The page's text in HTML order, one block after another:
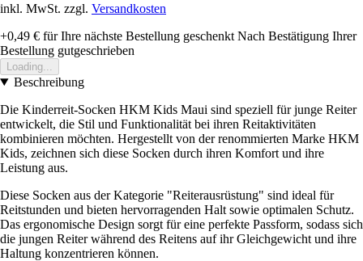
inkl. MwSt. zzgl. Versandkosten
+0,49 € für Ihre nächste Bestellung geschenkt Nach Bestätigung Ihrer
Bestellung gutgeschrieben
Loading...
Beschreibung
Die Kinderreit-Socken HKM Kids Maui sind speziell für junge Reiter
entwickelt, die Stil und Funktionalität bei ihren Reitaktivitäten
kombinieren möchten. Hergestellt von der renommierten Marke HKM
Kids, zeichnen sich diese Socken durch ihren Komfort und ihre
Leistung aus.
Diese Socken aus der Kategorie "Reiterausrüstung" sind ideal für
Reitstunden und bieten hervorragenden Halt sowie optimalen Schutz.
Das ergonomische Design sorgt für eine perfekte Passform, sodass sich
die jungen Reiter während des Reitens auf ihr Gleichgewicht und ihre
Haltung konzentrieren können.